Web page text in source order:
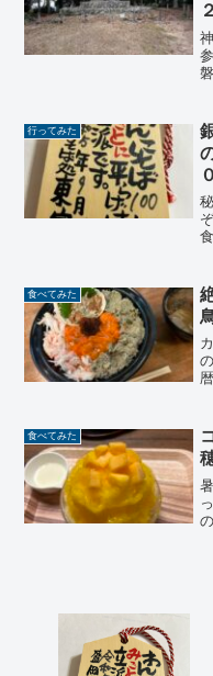
行ってみた
食べてみた
食べてみた